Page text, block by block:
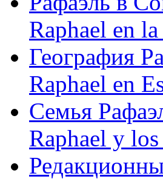
Raphael en
География
Raphael en
Семья
Raphael y